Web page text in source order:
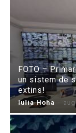
FOTO –
un sistem de
extins!
Iulia Hoha -